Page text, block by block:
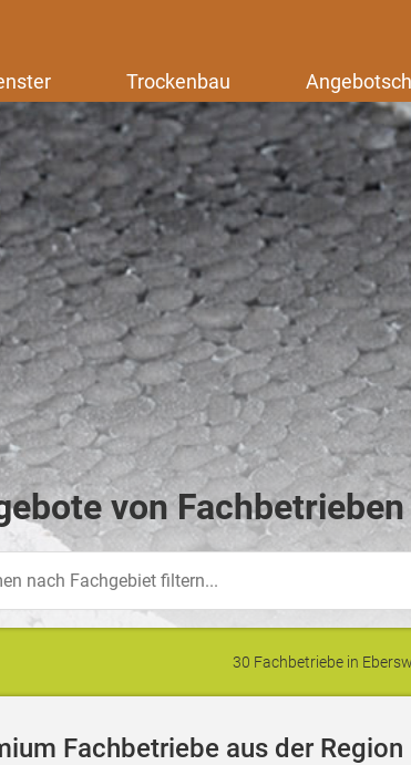
Trockenbau
von
30 Fachbetriebe in
Fachbetriebe aus der